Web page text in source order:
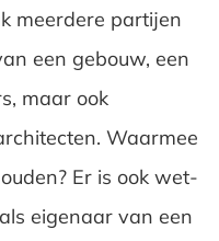
meerdere partijen
een gebouw, een
maar ook
Waarmee
Er is ook wet-
eigenaar van een